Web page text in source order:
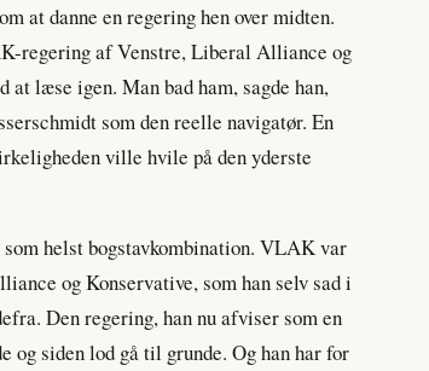
at danne en regering hen over midten.
regering af Venstre, Liberal Alliance og
læse igen. Man bad ham, sagde han,
som den reelle navigatør. En
ville hvile på den yderste
helst bogstavkombination. VLAK var
og Konservative, som han selv sad i
Den regering, han nu afviser som en
og siden lod gå til grunde. Og han har for